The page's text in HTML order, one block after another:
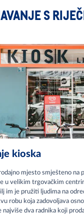
S
kioska
mjesto smješteno na
u velikim trgovačkim
im je pružiti ljudima na
robu koja zadovoljava
najviše dva radnika koji